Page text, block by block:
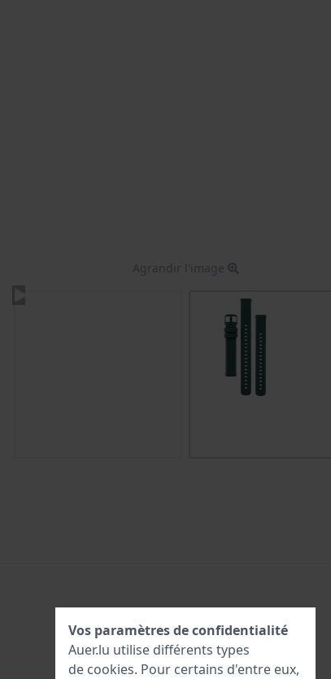
Agrandir l'image
Vos paramètres de confidentialité
Auer.lu utilise différents types
de cookies. Pour certains d'entre eux,